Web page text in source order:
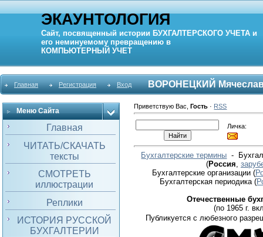
ЭКАУНТОЛОГИЯ
Сайт, посвященный истории БУХГАЛТЕРСКОГО УЧЕТА и
его неминуемому превращению в
КОМПЬЮТЕРНЫЙ УЧЕТ
Главная Регистрация Вход ВОРОНЕЦКИЙ
Меню Сайта
Главная
ЧИТАТЬ/СКАЧАТЬ
тексты
СМОТРЕТЬ
иллюстрации
Реплики
ИСТОРИЯ РУССКОЙ
БУХГАЛТЕРИИ
Приветствую Вас ,Гость · RSS
Личка:
Бухгалтерские термины -
(Россия
Бухгалтерские организации (
Бухгалтерская периодика(
Отечественные
(по 1965 г.
Публикуется с любезного